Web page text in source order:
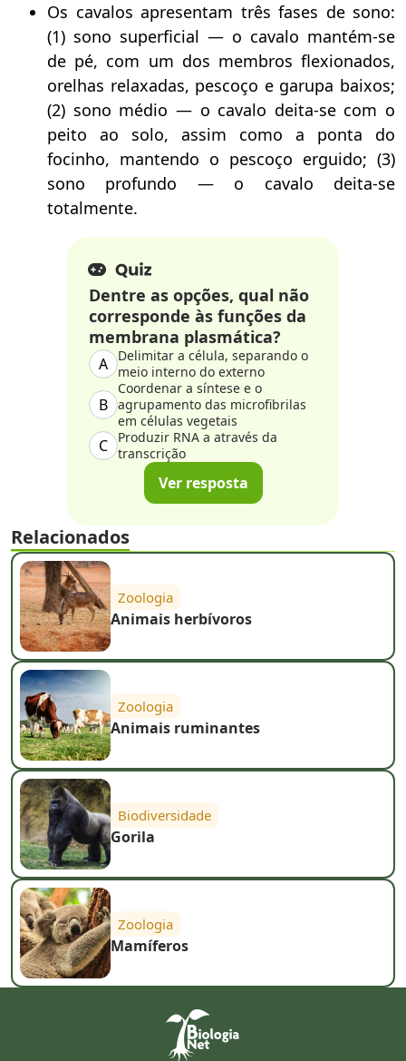
Os cavalos apresentam três fases de sono:
(1) sono superficial — o cavalo mantém-se
de pé, com um dos membros flexionados,
orelhas relaxadas, pescoço e garupa baixos;
(2) sono médio — o cavalo deita-se com o
peito ao solo, assim como a ponta do
focinho, mantendo o pescoço erguido; (3)
sono profundo — o cavalo deita-se
totalmente.
Dentre as opções, qual não
corresponde às funções da
membrana plasmática?
A
Delimitar a célula, separando o
meio interno do externo
B
Coordenar a síntese e o
agrupamento das microfibrilas
em células vegetais
C
Produzir RNA a através da
transcrição
Ver resposta
Relacionados
Zoologia
Animais herbívoros
Zoologia
Animais ruminantes
Biodiversidade
Gorila
Zoologia
Mamíferos